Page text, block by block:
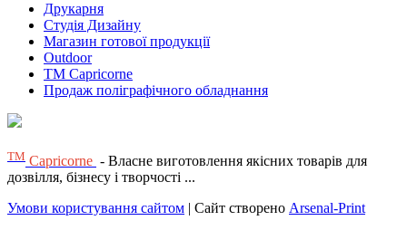
Друкарня
Студія Дизайну
Магазин готової продукції
Outdoor
TM Capricorne
Продаж поліграфічного обладнання
ТМ Capricorne - Власне виготовлення якісних товарів для
дозвілля, бізнесу і творчості ...
Умови користування сайтом | Сайт створено Arsenal-Print